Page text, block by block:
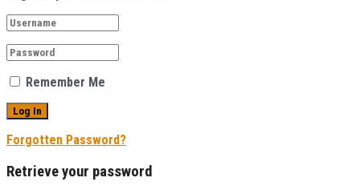
Remember Me
Forgotten Password?
Retrieve your password